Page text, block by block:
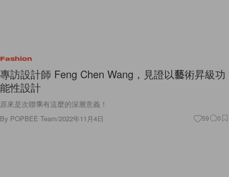
Fashion
專訪設計師 Feng Chen Wang，見證以藝術昇級功
能性設計
原來是次聯乘有這麼的深層意義！
By POPBEE Team/2022年11月4日 59 0